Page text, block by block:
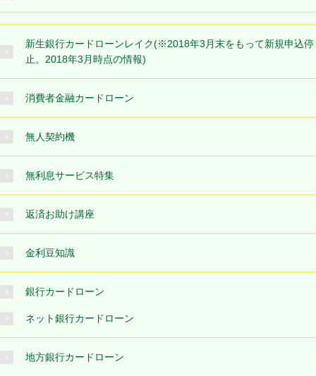
新生銀行カードローンレイク(※2018年3月末をもって新規申込停
止。2018年3月時点の情報)
消費者金融カードローン
無人契約機
無利息サービス特集
返済お助け講座
金利豆知識
銀行カードローン
ネット銀行カードローン
地方銀行カードローン